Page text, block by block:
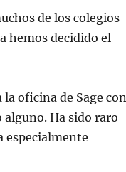
de los colegios
hemos decidido el
la oficina de Sage con
alguno. Ha sido raro
especialmente